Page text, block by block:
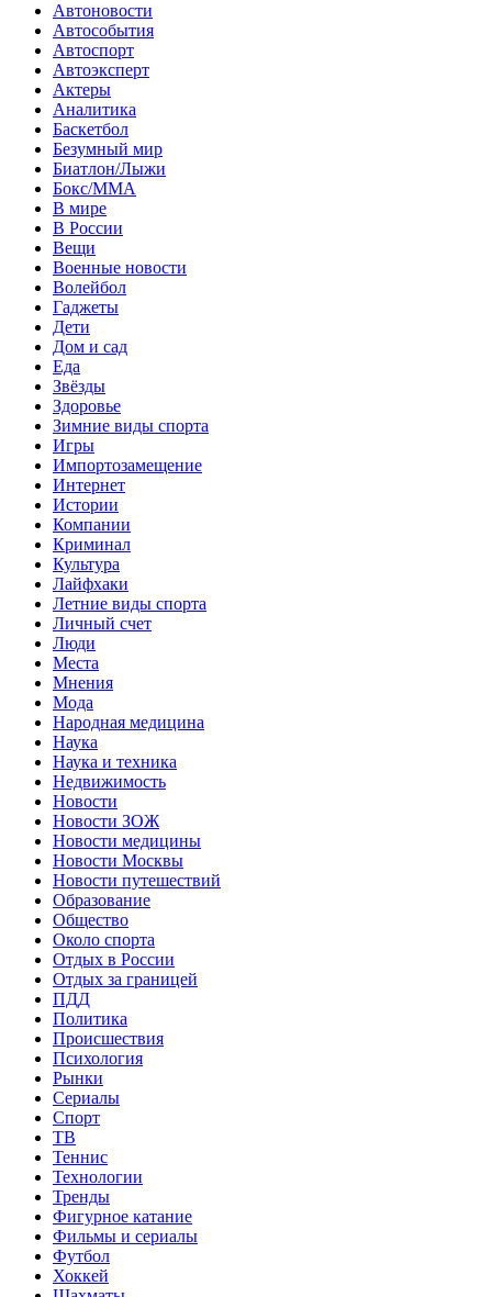
Автоновости
Автособытия
Автоспорт
Автоэксперт
Актеры
Аналитика
Баскетбол
Безумный мир
Биатлон/Лыжи
Бокс/MMA
В мире
В России
Вещи
Военные новости
Волейбол
Гаджеты
Дети
Дом и сад
Еда
Звёзды
Здоровье
Зимние виды спорта
Игры
Импортозамещение
Интернет
Истории
Компании
Криминал
Культура
Лайфхаки
Летние виды спорта
Личный счет
Люди
Места
Мнения
Мода
Народная медицина
Наука
Наука и техника
Недвижимость
Новости
Новости ЗОЖ
Новости медицины
Новости Москвы
Новости путешествий
Образование
Общество
Около спорта
Отдых в России
Отдых за границей
ПДД
Политика
Происшествия
Психология
Рынки
Сериалы
Спорт
ТВ
Теннис
Технологии
Тренды
Фигурное катание
Фильмы и сериалы
Футбол
Хоккей